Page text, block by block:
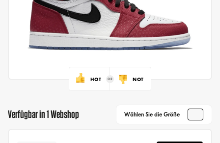
HOT NOT
Verfügbar in 1 Webshop Wählen Sie die Größe